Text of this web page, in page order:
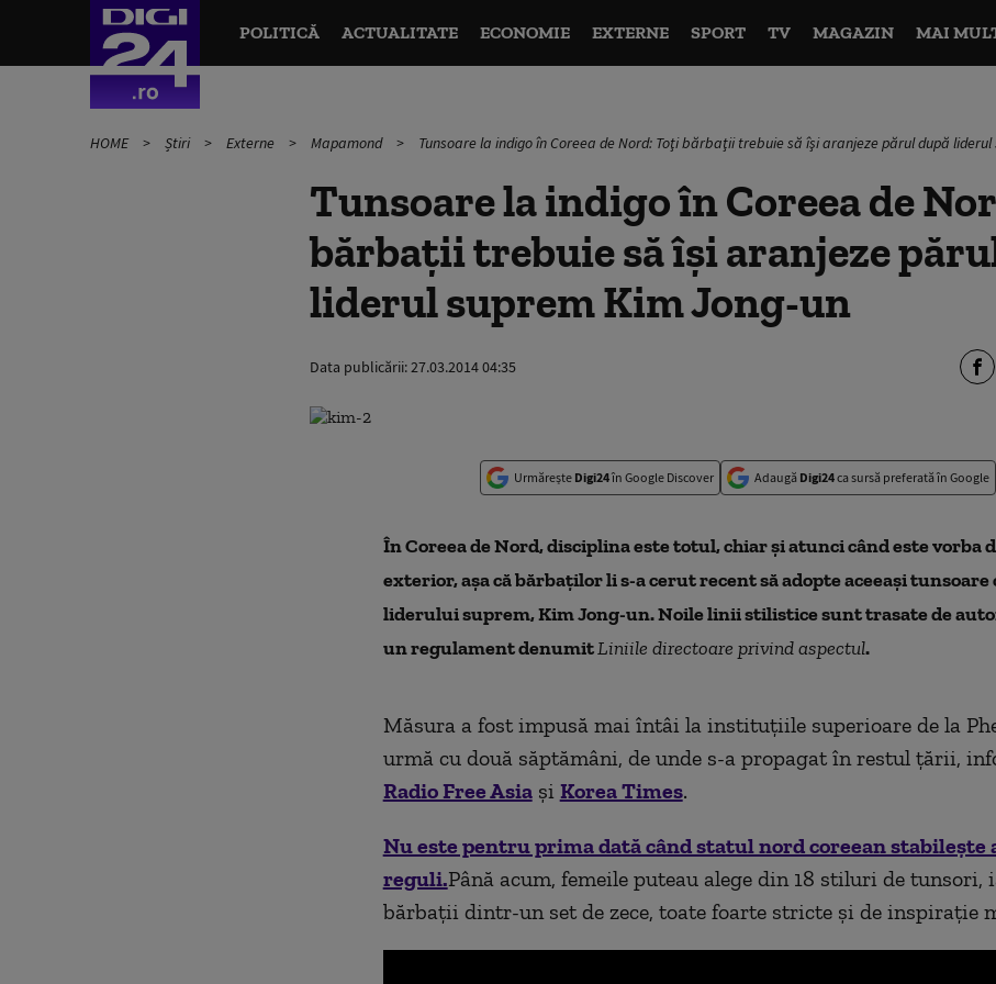
POLITICĂ ACTUALITATE ECONOMIE EXTERNE SPORT TV MAGAZIN MAI
HOME Știri Externe Mapamond Tunsoare la indigo în Coreea de Nord: Toţi bărbaţii trebuie să îşi aranjeze părul după liderul
Tunsoare la indigo în Coreea de
bărbaţii trebuie să îşi aranjeze
liderul suprem Kim Jong-un
Data publicării:27.03.2014 04:35
Urmărește Digi24în Google Discover Adaugă Digi24ca sursă preferată în Google
În Coreea de Nord, disciplina este totul, chiar şi atunci când este vorba
exterior, aşa că bărbaţilor li s-a cerut recent să adopte aceeaşi tunsoare
liderului suprem, Kim Jong-un. Noile linii stilistice sunt trasate de
un regulament denumitLiniile directoare privind aspectul.
Măsura a fost impusă mai întâi la instituţiile superioare de la
urmă cu două săptămâni, de unde s-a propagat în restul ţării,
Radio Free Asiaşi Korea Times.
Nu este pentru prima dată când statul nord coreean stabileşte
reguli.Până acum, femeile puteau alege din 18 stiluri de tunsori,
bărbaţii dintr-un set de zece, toate foarte stricte şi de inspiraţie